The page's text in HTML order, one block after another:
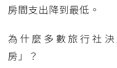
房間支出降到最低。
為什麼多數旅行社
房」？